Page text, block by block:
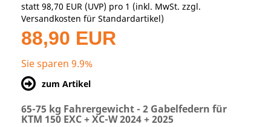
statt 98,70 EUR (UVP) pro 1 (inkl. MwSt. zzgl.
Versandkosten für Standardartikel)
88,90 EUR
Sie sparen 9.9%
zum Artikel
65-75 kg Fahrergewicht - 2 Gabelfedern für
KTM 150 EXC + XC-W 2024 + 2025